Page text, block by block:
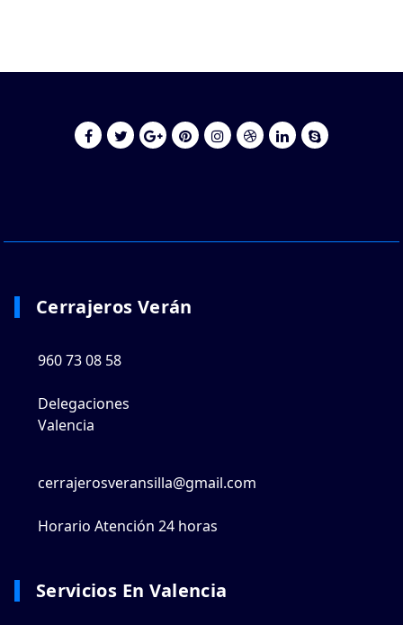
Cerrajeros Verán
960 73 08 58
Delegaciones
Valencia
cerrajerosveransilla@gmail.com
Horario Atención 24 horas
Servicios En Valencia